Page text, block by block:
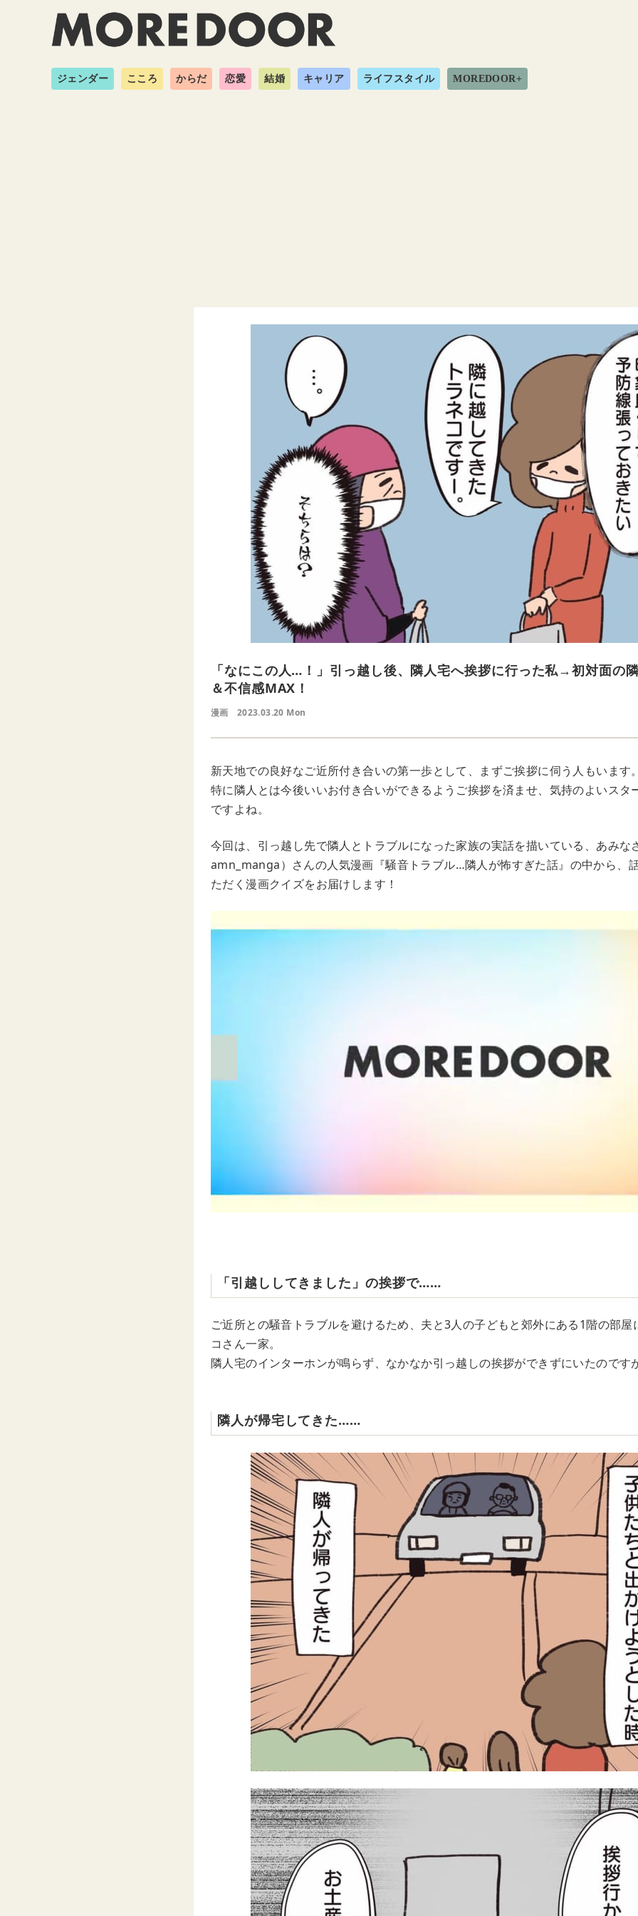
ジェンダー こころ からだ 恋愛 結婚 キャリア ライフスタイル MOREDOOR+
「なにこの人…！」引っ越し後、隣人宅へ挨拶に行った私→初対面の
＆不信感MAX！
漫画 2023.03.20 Mon
新天地での良好なご近所付き合いの第一歩として、まずご挨拶に伺う人もいます。
特に隣人とは今後いいお付き合いができるようご挨拶を済ませ、気持のよいスタ
ですよね。
今回は、引っ越し先で隣人とトラブルになった家族の実話を描いている、あみな
amn_manga）さんの人気漫画『騒音トラブル…隣人が怖すぎた話』の中から、
ただく漫画クイズをお届けします！
「引越ししてきました」の挨拶で……
ご近所との騒音トラブルを避けるため、夫と3人の子どもと郊外にある1階の部屋
コさん一家。
隣人宅のインターホンが鳴らず、なかなか引っ越しの挨拶ができずにいたのです
隣人が帰宅してきた……